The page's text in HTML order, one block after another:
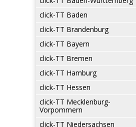
click-TT Baden
click-TT Brandenburg
click-TT Bayern
click-TT Bremen
click-TT Hamburg
click-TT Hessen
click-TT Mecklenburg-
Vorpommern
click-TT Niedersachsen